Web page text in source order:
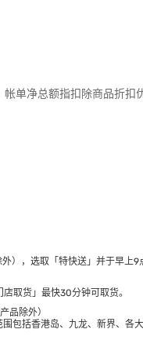
单净总额指扣除商品折扣
），选取「特快送」并于早上9
取货」最快30分钟可取货。
品除外）
包括香港岛、九龙、新界、各大